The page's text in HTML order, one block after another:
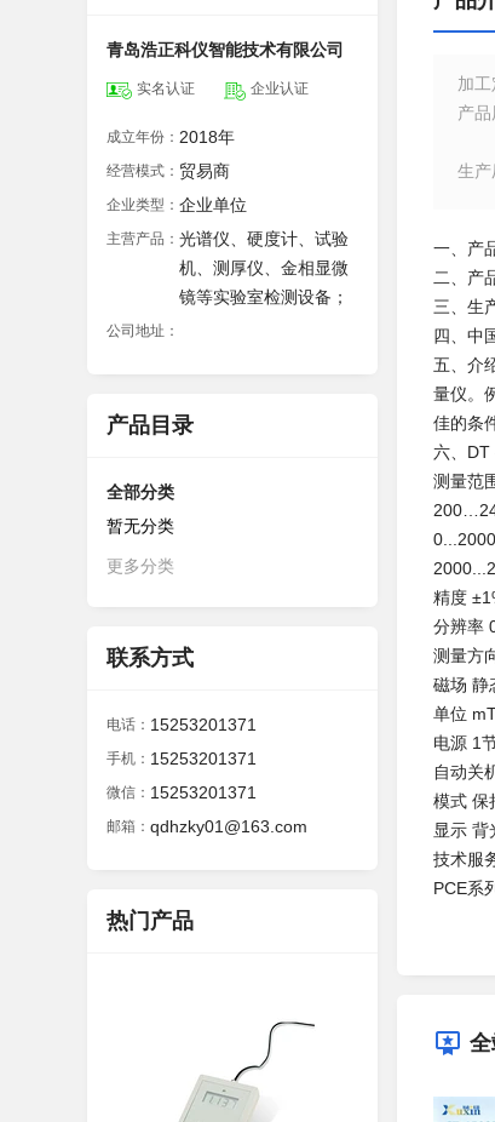
青岛浩正科仪智能技术有限公司
实名认证 企业认证
成立年份： 2018年
经营模式： 贸易商
企业类型： 企业单位
主营产品： 光谱仪、硬度计、试验
机、测厚仪、金相显微
镜等实验室检测设备；
公司地址：
产品目录
全部分类
暂无分类
更多分类
联系方式
电话： 15253201371
手机： 15253201371
微信： 15253201371
邮箱： qdhzky01@163.com
热门产品
加工
产品
生产
一、产
二、产
三、生
四、中
五、介
量仪。
佳的条
六、DT
测量范
精度
分辨率
测量方
磁场 静
单位
电源 1
自动关
模式 保
显示 背
技术服
PCE系